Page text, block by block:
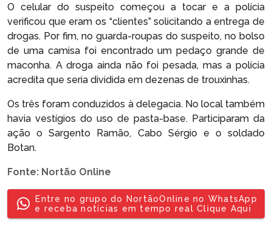
O celular do suspeito começou a tocar e a polícia
verificou que eram os “clientes” solicitando a entrega de
drogas. Por fim, no guarda-roupas do suspeito, no bolso
de uma camisa foi encontrado um pedaço grande de
maconha. A droga ainda não foi pesada, mas a polícia
acredita que seria dividida em dezenas de trouxinhas.
Os três foram conduzidos à delegacia. No local também
havia vestígios do uso de pasta-base. Participaram da
ação o Sargento Ramão, Cabo Sérgio e o soldado
Botan.
Fonte: Nortão Online
Entre no grupo do NortãoOnline no WhatsApp
e receba notícias em tempo real Clique Aqui